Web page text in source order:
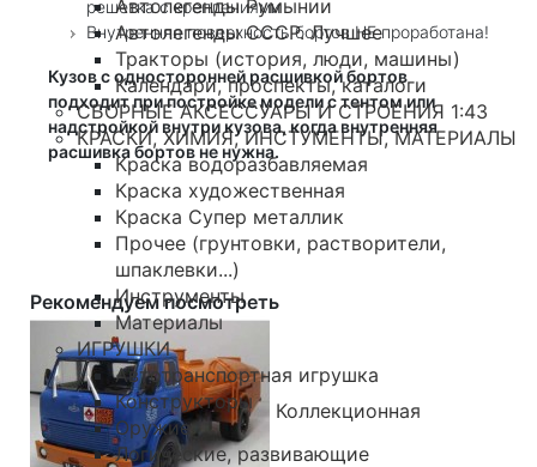
Автолегенды Румынии
Автолегенды СССР. Лучшее
Тракторы (история, люди, машины)
Календари, проспекты, каталоги
СБОРНЫЕ АКСЕССУАРЫ И СТРОЕНИЯ 1:43
КРАСКИ, ХИМИЯ, ИНСТУМЕНТЫ, МАТЕРИАЛЫ
Краска водоразбавляемая
Краска художественная
Краска Супер металлик
Прочее (грунтовки, растворители,
шпаклевки...)
Инструменты
Материалы
ИГРУШКИ
Автотранспортная игрушка
Конструкторы
Оружие
Логические, развивающие
решетка с креплениями
Внутренняя поверхность бортов НЕ проработана!
Кузов с односторонней расшивкой бортов
подходит при постройке модели с тентом или
надстройкой внутри кузова, когда внутренняя
расшивка бортов не нужна.
Рекомендуем посмотреть
Коллекционная